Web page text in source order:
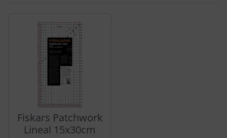
Fiskars Patchwork
Lineal 15x30cm